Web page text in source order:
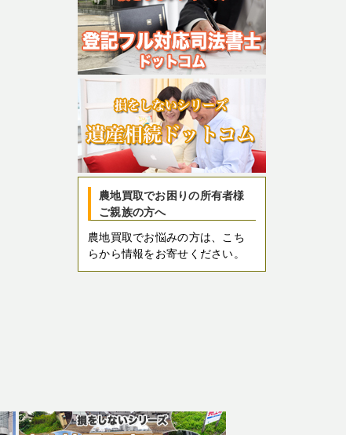
農地買取でお困りの所有者様
ご親族の方へ
農地買取でお悩みの方は、こち
らから情報をお寄せください。